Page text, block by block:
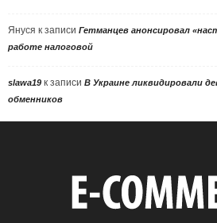
Януся к записи Гетманцев анонсировал
работе налоговой
slawa19 к записи В Украине ликвидировали
обменников